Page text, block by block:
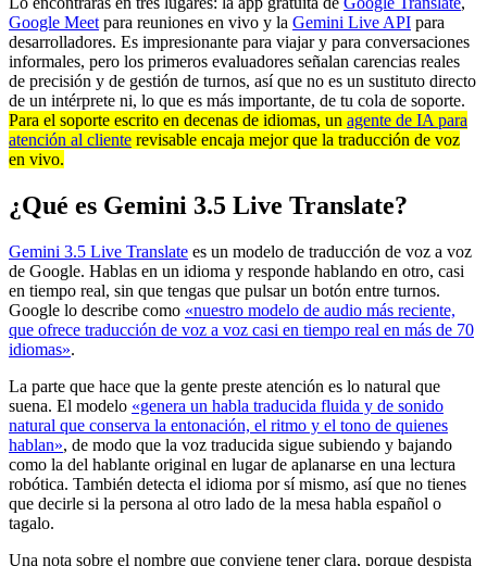
Google Meet para reuniones en vivo y la Gemini Live API para
desarrolladores. Es impresionante para viajar y para conversaciones
informales, pero los primeros evaluadores señalan carencias reales
de precisión y de gestión de turnos, así que no es un sustituto directo
de un intérprete ni, lo que es más importante, de tu cola de soporte.
Para el soporte escrito en decenas de idiomas, un agente de IA para
atención al cliente revisable encaja mejor que la traducción de voz
en vivo.
¿Qué es Gemini 3.5 Live Translate?
Gemini 3.5 Live Translate es un modelo de traducción de voz a voz
de Google. Hablas en un idioma y responde hablando en otro, casi
en tiempo real, sin que tengas que pulsar un botón entre turnos.
Google lo describe como «nuestro modelo de audio más reciente,
que ofrece traducción de voz a voz casi en tiempo real en más de 70
idiomas».
La parte que hace que la gente preste atención es lo natural que
suena. El modelo «genera un habla traducida fluida y de sonido
natural que conserva la entonación, el ritmo y el tono de quienes
hablan», de modo que la voz traducida sigue subiendo y bajando
como la del hablante original en lugar de aplanarse en una lectura
robótica. También detecta el idioma por sí mismo, así que no tienes
que decirle si la persona al otro lado de la mesa habla español o
tagalo.
Una nota sobre el nombre que conviene tener clara, porque despista